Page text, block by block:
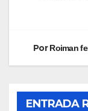
PorRoiman
ENTRADA